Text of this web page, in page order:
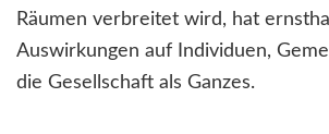
Räumen verbreitet wird, hat
Auswirkungen auf Individuen,
die Gesellschaft als Ganzes.